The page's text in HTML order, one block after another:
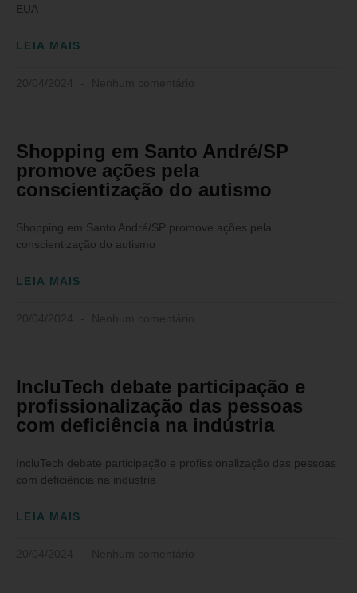
EUA
LEIA MAIS
Shopping em Santo André/SP
promove ações pela
conscientização do autismo
Shopping em Santo André/SP promove ações pela
conscientização do autismo
LEIA MAIS
IncluTech debate participação e
profissionalização das pessoas
com deficiência na indústria
IncluTech debate participação e profissionalização das pessoas
com deficiência na indústria
LEIA MAIS